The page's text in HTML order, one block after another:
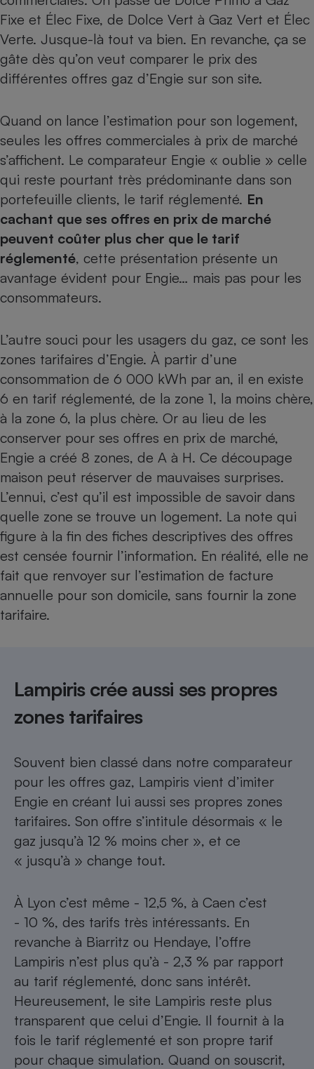
Fixe et Élec Fixe, de Dolce Vert à Gaz Vert et Élec
Verte. Jusque-là tout va bien. En revanche, ça se
gâte dès qu’on veut comparer le prix des
différentes offres gaz d’Engie sur son site.
Quand on lance l’estimation pour son logement,
seules les offres commerciales à prix de marché
s’affichent. Le comparateur Engie « oublie » celle
qui reste pourtant très prédominante dans son
portefeuille clients, le tarif réglementé. En
cachant que ses offres en prix de marché
peuvent coûter plus cher que le tarif
réglementé, cette présentation présente un
avantage évident pour Engie… mais pas pour les
consommateurs.
L’autre souci pour les usagers du gaz, ce sont les
zones tarifaires d’Engie. À partir d’une
consommation de 6 000 kWh par an, il en existe
6 en tarif réglementé, de la zone 1, la moins chère,
à la zone 6, la plus chère. Or au lieu de les
conserver pour ses offres en prix de marché,
Engie a créé 8 zones, de A à H. Ce découpage
maison peut réserver de mauvaises surprises.
L’ennui, c’est qu’il est impossible de savoir dans
quelle zone se trouve un logement. La note qui
figure à la fin des fiches descriptives des offres
est censée fournir l’information. En réalité, elle ne
fait que renvoyer sur l’estimation de facture
annuelle pour son domicile, sans fournir la zone
tarifaire.
Lampiris crée aussi ses propres
zones tarifaires
Souvent bien classé dans notre comparateur
pour les offres gaz, Lampiris vient d’imiter
Engie en créant lui aussi ses propres zones
tarifaires. Son offre s’intitule désormais « le
gaz jusqu’à 12 % moins cher », et ce
« jusqu’à » change tout.
À Lyon c’est même - 12,5 %, à Caen c’est
- 10 %, des tarifs très intéressants. En
revanche à Biarritz ou Hendaye, l’offre
Lampiris n’est plus qu’à - 2,3 % par rapport
au tarif réglementé, donc sans intérêt.
Heureusement, le site Lampiris reste plus
transparent que celui d’Engie. Il fournit à la
fois le tarif réglementé et son propre tarif
pour chaque simulation. Quand on souscrit,
Complément
alimentaire
bouteille
Assurance emprunteur
Banque
Petit électroménager -
Lave-linge
Plaque de cuisson à
induction
Climatiseur -
Ventilateur
Téléviseur
Smartphone
Antivirus
Matelas
Radiateur électrique
Climatiseur -
Ventilateur
Mutuelle
Antimoustique